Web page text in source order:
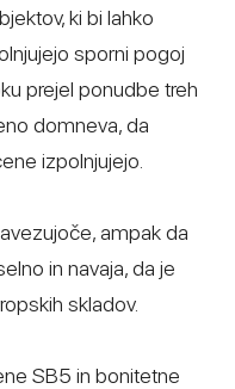
ki bi lahko
sporni pogoj
prejel ponudbe treh
domneva, da
izpolnjujejo.
ampak da
in navaja, da je
skladov.
SB5 in bonitetne